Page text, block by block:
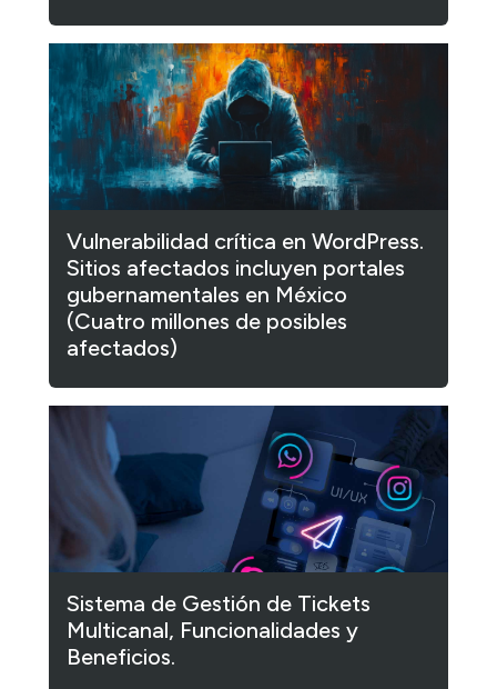
Vulnerabilidad crítica en WordPress.
Sitios afectados incluyen portales
gubernamentales en México
(Cuatro millones de posibles
afectados)
Sistema de Gestión de Tickets
Multicanal, Funcionalidades y
Beneficios.